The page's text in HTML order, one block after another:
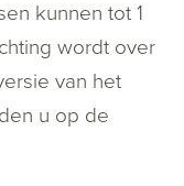
kunnen tot 1
wordt over
van het
u op de